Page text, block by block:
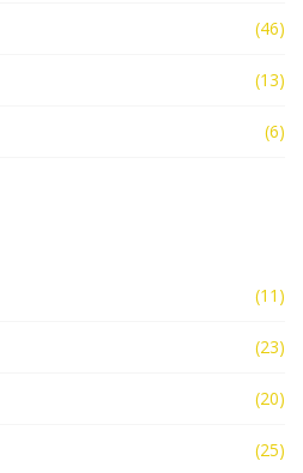
(46)
(13)
(6)
(11)
(23)
(20)
(25)